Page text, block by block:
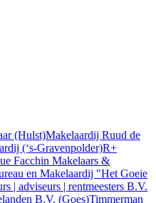
(Hulst)Makelaardij Ruud de
(‘s-Gravenpolder)R+
Facchin Makelaars &
en Makelaardij "Het Goeie
| adviseurs | rentmeesters B.V.
B.V. (Goes)Timmerman